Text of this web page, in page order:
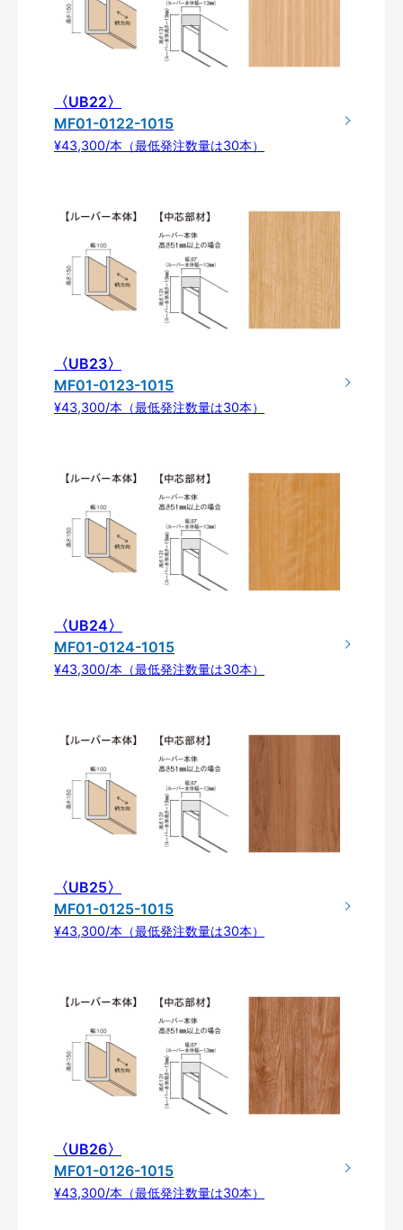
〈UB22〉
MF01-0122-1015
¥43,300/本（最低発注数量は30本）
〈UB23〉
MF01-0123-1015
¥43,300/本（最低発注数量は30本）
〈UB24〉
MF01-0124-1015
¥43,300/本（最低発注数量は30本）
〈UB25〉
MF01-0125-1015
¥43,300/本（最低発注数量は30本）
〈UB26〉
MF01-0126-1015
¥43,300/本（最低発注数量は30本）